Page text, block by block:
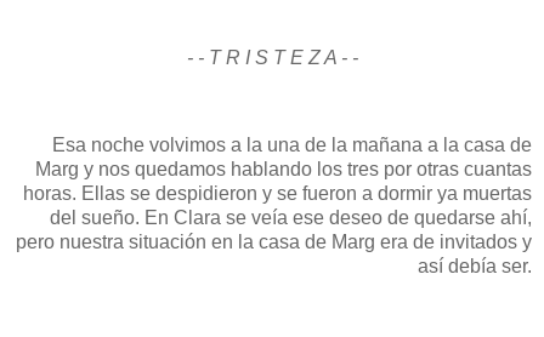
- - T R I S T E Z A - -
Esa noche volvimos a la una de la mañana a la casa de
Marg y nos quedamos hablando los tres por otras cuantas
horas. Ellas se despidieron y se fueron a dormir ya muertas
del sueño. En Clara se veía ese deseo de quedarse ahí,
pero nuestra situación en la casa de Marg era de invitados y
así debía ser.